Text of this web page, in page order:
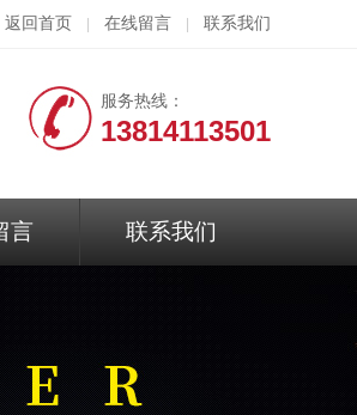
返回首页 在线留言 联系我们
服务热线：
13814113501
言 联系我们